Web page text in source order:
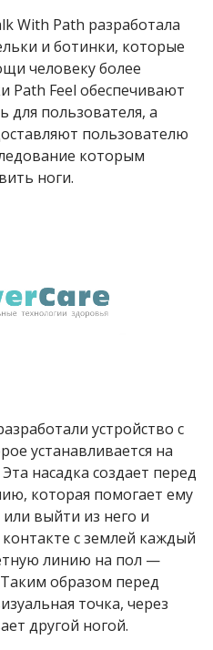
With Path разработала
и ботинки, которые
человеку более
Path Feel обеспечивают
для пользователя, а
пользователю
которым
ноги.
устройство с
устанавливается на
насадка создает перед
которая помогает ему
выйти из него и
с землей каждый
линию на пол —
образом перед
точка, через
другой ногой.